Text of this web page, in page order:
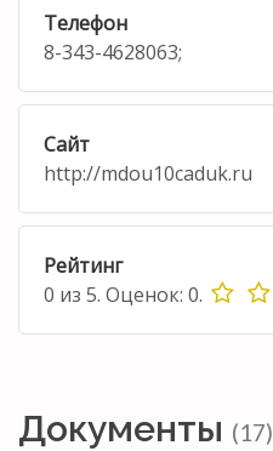
Телефон
8-343-4628063;
Сайт
http://mdou10caduk.ru
Рейтинг
0 из 5. Оценок: 0.
Документы (17)